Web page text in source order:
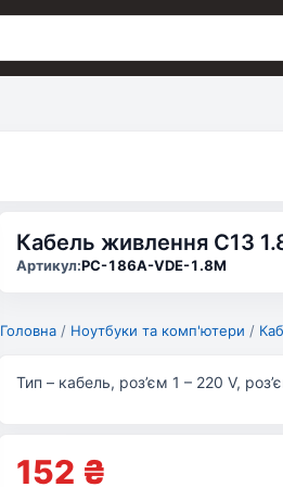
Кабель живлення C13
Артикул:PC-186A-VDE-1.8M
Головна / Ноутбуки та комп'ютери /
152 ₴
Тип – кабель, роз’єм 1 – 220 V,